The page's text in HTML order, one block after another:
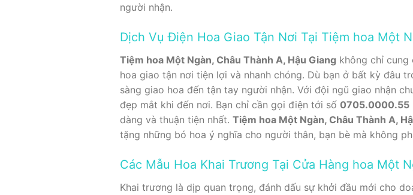
người nhận.
Dịch Vụ Điện Hoa Giao Tận Nơi Tại Tiệm hoa Một
Tiệm hoa Một Ngàn, Châu Thành A, Hậu Giang không chỉ cung
hoa giao tận nơi tiện lợi và nhanh chóng. Dù bạn ở bất kỳ đâu
sàng giao hoa đến tận tay người nhận. Với đội ngũ giao nhận
đẹp mắt khi đến nơi. Bạn chỉ cần gọi điện tới số 0705.0000.55
dàng và thuận tiện nhất. Tiệm hoa Một Ngàn, Châu Thành A,
tặng những bó hoa ý nghĩa cho người thân, bạn bè mà không
Các Mẫu Hoa Khai Trương Tại Cửa Hàng hoa Một
Khai trương là dịp quan trọng, đánh dấu sự khởi đầu mới cho